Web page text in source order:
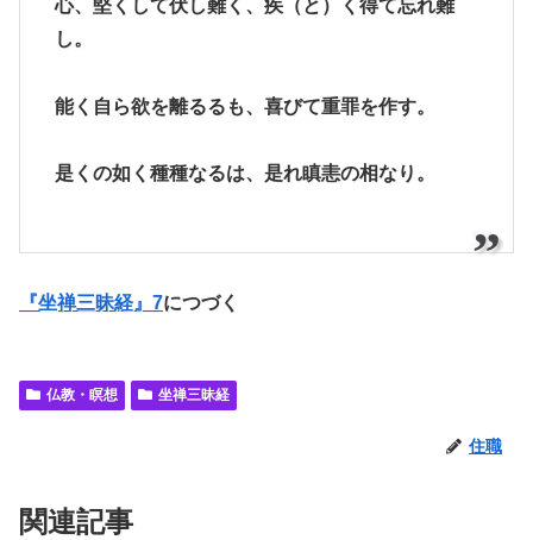
心、堅くして伏し難く、疾（と）く得て忘れ難
し。
能く自ら欲を離るるも、喜びて重罪を作す。
是くの如く種種なるは、是れ瞋恚の相なり。
『坐禅三昧経』7につづく
仏教・瞑想 坐禅三昧経
住職
関連記事